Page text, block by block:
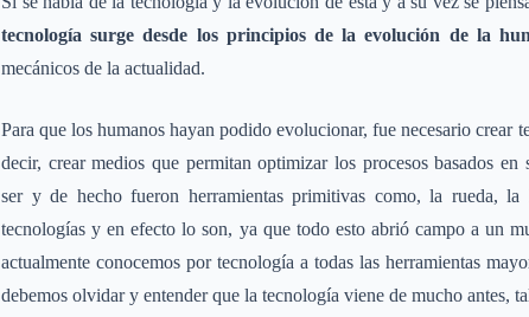
tecnología surge desde los principios de la evolución de la
mecánicos de la actualidad.
Para que los humanos hayan podido evolucionar, fue necesario
decir, crear medios que permitan optimizar los procesos basados
ser y de hecho fueron herramientas primitivas como, la rueda,
tecnologías y en efecto lo son, ya que todo esto abrió campo a un
actualmente conocemos por tecnología a todas las herramientas
debemos olvidar y entender que la tecnología viene de mucho antes,